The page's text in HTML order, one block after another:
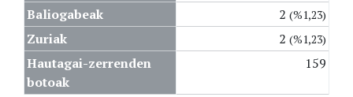
Baliogabeak
2 (%1,23)
Zuriak 2 (%1,23)
Hautagai-zerrenden
botoak
159